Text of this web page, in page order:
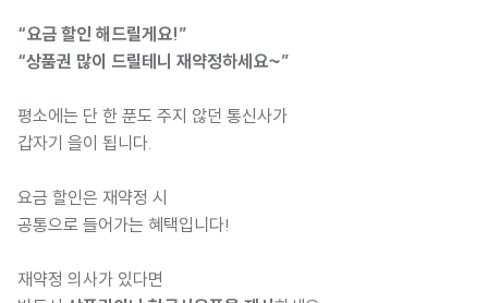
“요금 할인 해드릴게요!”
“상품권 많이 드릴테니 재약정하세요~”
평소에는 단 한 푼도 주지 않던 통신사가
갑자기 을이 됩니다.
요금 할인은 재약정 시
공통으로 들어가는 혜택입니다!
재약정 의사가 있다면